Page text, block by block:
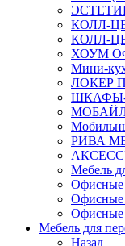
КОЛЛ-
КОЛЛ-
ХОУМ
Мини-
ЛОКЕР
ШКАФЫ-
МОБАЙЛ
РИВА
Мебель
Офисные
Офисные
Мебель для
Назад